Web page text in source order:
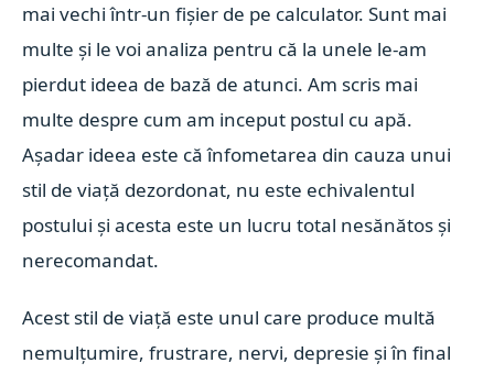
mai vechi într-un fișier de pe calculator.Sunt mai
multe și le voi analiza pentru că la unele le-am
pierdut ideea de bază de atunci. Am scris mai
multe despre cum am inceput postul cu apă.
Așadar ideea este că înfometarea din cauza unui
stil de viață dezordonat, nu este echivalentul
postului și acesta este un lucru total nesănătos și
nerecomandat.
Acest stil de viață este unul care produce multă
nemulțumire, frustrare, nervi, depresie și în final